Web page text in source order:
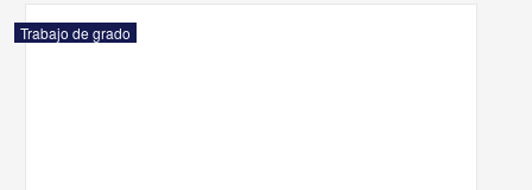
Trabajo de grado